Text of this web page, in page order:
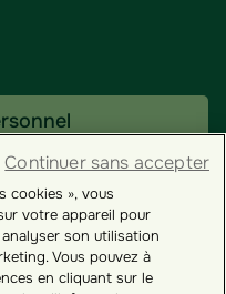
cookies », vous
votre appareil pour
son utilisation
Vous pouvez à
en cliquant sur le
Continuer sans accepter